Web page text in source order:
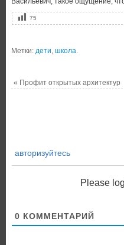
75
Метки: дети, школа.
« Профит открытых архитектур
авторизуйтесь
Please
0 КОММЕНТАРИЙ